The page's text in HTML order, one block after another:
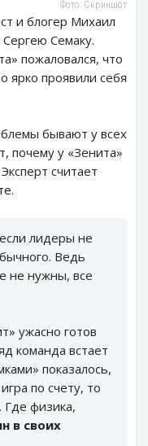
Фото: Скриншот
и блогер Михаил
Семаку.
пожаловался, что
ярко проявили себя
бывают у всех
почему у «Зенита»
считает
лидеры не
Ведь
не нужны, все
ужасно готов
команда встает
показалось,
по счету, то
Где физика,
в своих